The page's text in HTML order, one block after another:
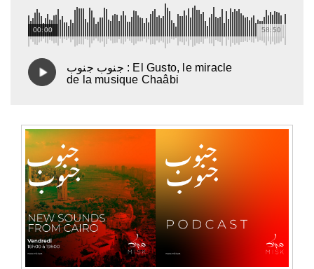
58:50
00:00
جنوب جنوب : El Gusto, le miracle
de la musique Chaâbi
SUBMIT